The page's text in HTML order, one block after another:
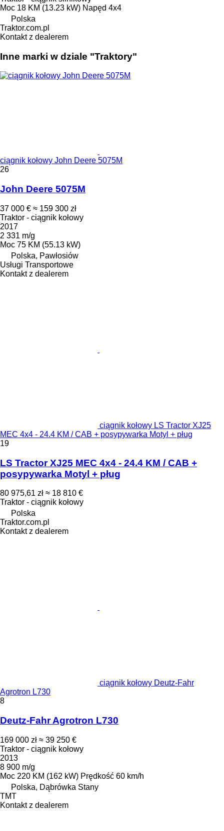
Moc 18 KM (13.23 kW) Napęd 4x4
Polska
Traktor.com.pl
Kontakt z dealerem
Inne marki w dziale "Traktory"
ciągnik kołowy John Deere 5075M
26
John Deere 5075M
37 000 € ≈ 159 300 zł
Traktor - ciągnik kołowy
2017
2 331 m/g
Moc 75 KM (55.13 kW)
Polska, Pawłosiów
Usługi Transportowe
Kontakt z dealerem
ciągnik kołowy LS Tractor XJ25
MEC 4x4 - 24.4 KM / CAB + posypywarka Motyl + pług
19
LS Tractor XJ25 MEC 4x4 - 24.4 KM / CAB +
posypywarka Motyl + pług
80 975,61 zł ≈ 18 810 €
Traktor - ciągnik kołowy
Polska
Traktor.com.pl
Kontakt z dealerem
ciągnik kołowy Deutz-Fahr
Agrotron L730
8
Deutz-Fahr Agrotron L730
169 000 zł ≈ 39 250 €
Traktor - ciągnik kołowy
2013
8 900 m/g
Moc 220 KM (162 kW) Prędkość 60 km/h
Polska, Dąbrówka Stany
TMT
Kontakt z dealerem